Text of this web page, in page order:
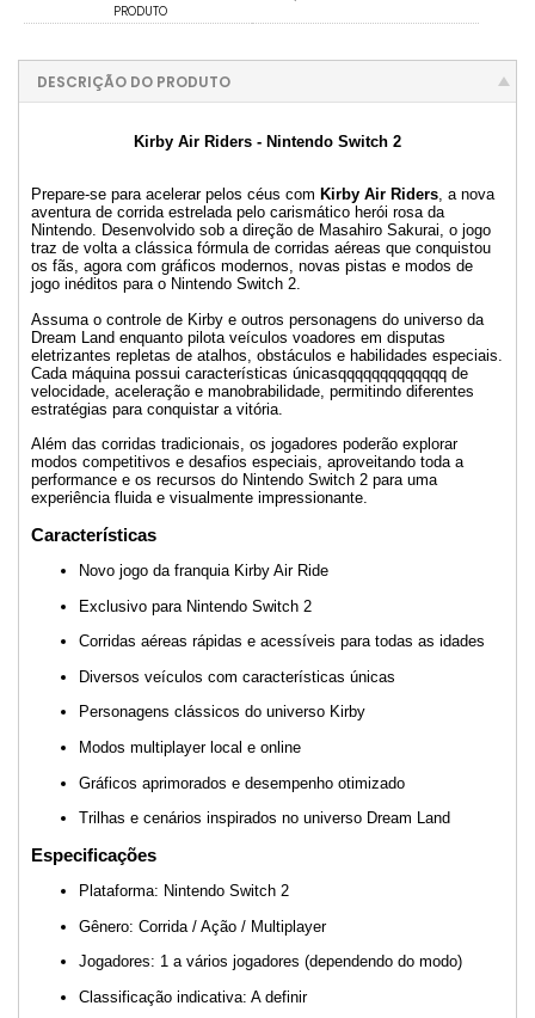
PRODUTO
DESCRIÇÃO DO PRODUTO
Kirby Air Riders - Nintendo Switch 2
Prepare-se para acelerar pelos céus com Kirby Air Riders, a nova
aventura de corrida estrelada pelo carismático herói rosa da
Nintendo. Desenvolvido sob a direção de Masahiro Sakurai, o jogo
traz de volta a clássica fórmula de corridas aéreas que conquistou
os fãs, agora com gráficos modernos, novas pistas e modos de
jogo inéditos para o Nintendo Switch 2.
Assuma o controle de Kirby e outros personagens do universo da
Dream Land enquanto pilota veículos voadores em disputas
eletrizantes repletas de atalhos, obstáculos e habilidades especiais.
Cada máquina possui características únicasqqqqqqqqqqqqq de
velocidade, aceleração e manobrabilidade, permitindo diferentes
estratégias para conquistar a vitória.
Além das corridas tradicionais, os jogadores poderão explorar
modos competitivos e desafios especiais, aproveitando toda a
performance e os recursos do Nintendo Switch 2 para uma
experiência fluida e visualmente impressionante.
Características
Novo jogo da franquia Kirby Air Ride
Exclusivo para Nintendo Switch 2
Corridas aéreas rápidas e acessíveis para todas as idades
Diversos veículos com características únicas
Personagens clássicos do universo Kirby
Modos multiplayer local e online
Gráficos aprimorados e desempenho otimizado
Trilhas e cenários inspirados no universo Dream Land
Especificações
Plataforma: Nintendo Switch 2
Gênero: Corrida / Ação / Multiplayer
Jogadores: 1 a vários jogadores (dependendo do modo)
Classificação indicativa: A definir